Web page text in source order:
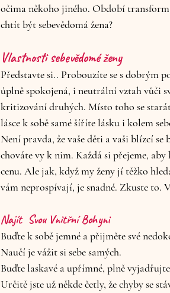
očima někoho jiného. Období
chtít být sebevědomá žena?
Vlastnosti sebevědomé ženy
Představte si.. Probouzíte se s dobrým
úplně spokojená, i neutrální vztah vůči
kritizování druhých. Místo toho se
lásce k sobě samé šíříte lásku i kolem
Není pravda, že vaše děti a vaši blízcí
chováte vy k nim. Každá si přejeme,
cenu. Ale jak, když my ženy jí těžko
vám neprospívají, je snadné. Zkuste to.
Najít  Svou Vnitřní Bohyni
Buďte k sobě jemné a přijměte své
Naučí je vážit si sebe samých.
Buďte laskavé a upřímné, plně
Určitě jste už někde četly, že chyby se